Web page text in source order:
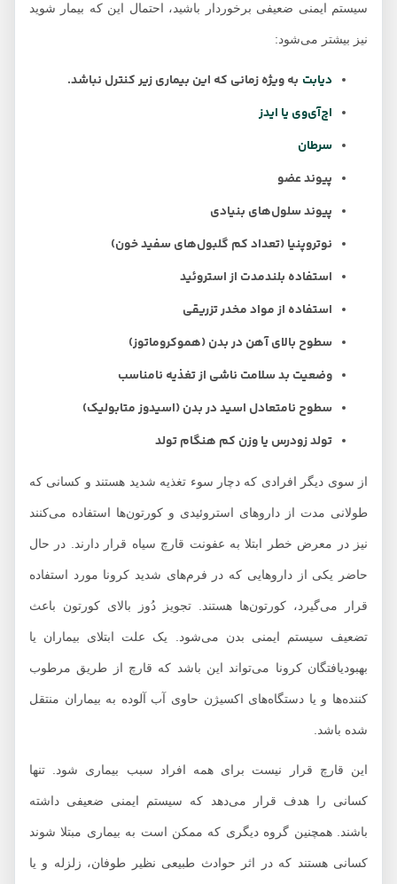
سیستم ایمنی ضعیفی برخوردار باشید، احتمال این که بیمار شوید
نیز بیشتر می‌شود:
دیابت به ویژه زمانی که این بیماری زیر کنترل نباشد.
اچ‌آی‌وی یا ایدز
سرطان
پیوند عضو
پیوند سلول‌های بنیادی
نوتروپنیا (تعداد کم گلبول‌های سفید خون)
استفاده بلندمدت از استروئید
استفاده از مواد مخدر تزریقی
سطوح بالای آهن در بدن (هموکروماتوز)
وضعیت بد سلامت ناشی از تغذیه نامناسب
سطوح نامتعادل اسید در بدن (اسیدوز متابولیک)
تولد زودرس یا وزن کم هنگام تولد
از سوی دیگر افرادی که دچار سوء تغذیه شدید هستند و کسانی که
طولانی مدت از داروهای استروئیدی و کورتون‌ها استفاده می‌کنند
نیز در معرض خطر ابتلا به عفونت قارچ سیاه قرار دارند. در حال
حاضر یکی از داروهایی که در فرم‌های شدید کرونا مورد استفاده
قرار می‌گیرد، کورتون‌ها هستند. تجویز دُوز بالای کورتون باعث
تضعیف سیستم ایمنی بدن می‌شود. یک علت ابتلای بیماران یا
بهبودیافتگان کرونا می‌تواند این باشد که قارچ از طریق مرطوب
‌کننده‌ها و یا دستگاه‌های اکسیژن حاوی آب آلوده به بیماران منتقل
شده باشد.
این قارچ قرار نیست برای همه افراد سبب بیماری شود. تنها
کسانی را هدف قرار می‌دهد که سیستم ایمنی ضعیفی داشته
باشند. همچنین گروه دیگری که ممکن است به بیماری مبتلا شوند
کسانی هستند که در اثر حوادث طبیعی نظیر طوفان، زلزله و یا